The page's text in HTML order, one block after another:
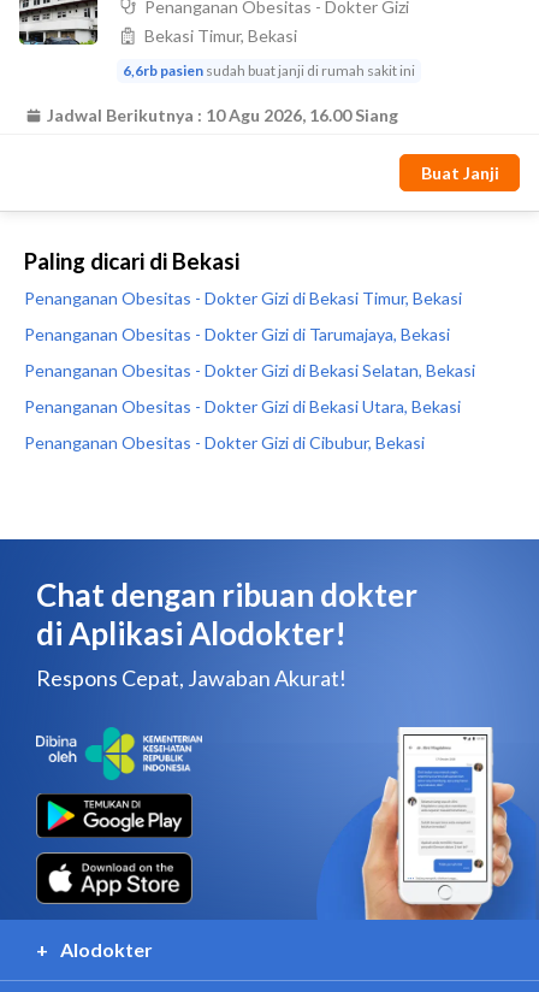
Paling dicari di Bekasi
Penanganan Obesitas - Dokter Gizi di Bekasi Timur, Bekasi
Penanganan Obesitas - Dokter Gizi di Tarumajaya, Bekasi
Penanganan Obesitas - Dokter Gizi di Bekasi Selatan, Bekasi
Penanganan Obesitas - Dokter Gizi di Bekasi Utara, Bekasi
Penanganan Obesitas - Dokter Gizi di Cibubur, Bekasi